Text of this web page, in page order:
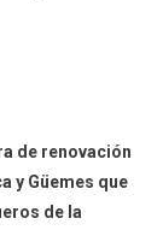
de renovación
y Güemes que
de la